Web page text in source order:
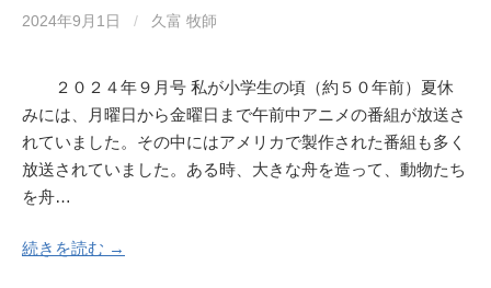
2024年9月1日 / 久富 牧師
２０２４年９月号 私が小学生の頃（約５０年前）夏休
みには、月曜日から金曜日まで午前中アニメの番組が放送さ
れていました。その中にはアメリカで製作された番組も多く
放送されていました。ある時、大きな舟を造って、動物たち
を舟…
続きを読む →